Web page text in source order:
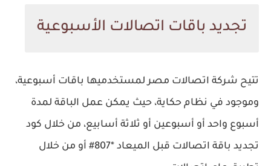
تجديد باقات اتصالات الأسبوعية
تتيح شركة اتصالات مصر لمستخدميها باقات أسبوعية،
وموجود في نظام حكاية، حيث يمكن عمل الباقة لمدة
أسبوع واحد أو أسبوعين أو ثلاثة أسابيع، من خلال كود
تجديد باقة اتصالات قبل الميعاد *807# أو من خلال